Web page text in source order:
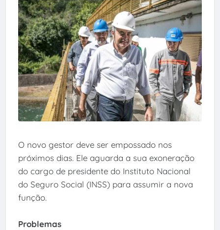
O novo gestor deve ser empossado nos
próximos dias. Ele aguarda a sua exoneração
do cargo de presidente do Instituto Nacional
do Seguro Social (INSS) para assumir a nova
função.
Problemas